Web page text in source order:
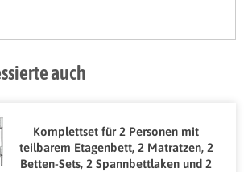
auch
Komplettset für 2 Personen mit
teilbarem Etagenbett, 2 Matratzen, 2
Betten-Sets, 2 Spannbettlaken und 2